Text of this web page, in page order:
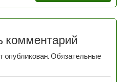
комментарий
опубликован.Обязательные